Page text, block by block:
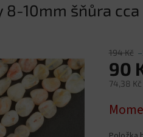
10mm šňůra
194 Kč
90
74,38
cena: